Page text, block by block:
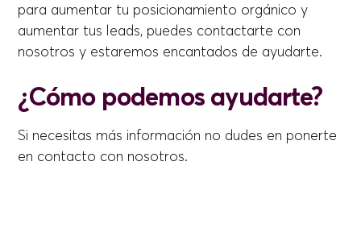
para aumentar tu posicionamiento orgánico y
aumentar tus leads, puedes contactarte con
nosotros y estaremos encantados de ayudarte.
¿Cómo podemos ayudarte?
Si necesitas más información no dudes en ponerte
en contacto con nosotros.